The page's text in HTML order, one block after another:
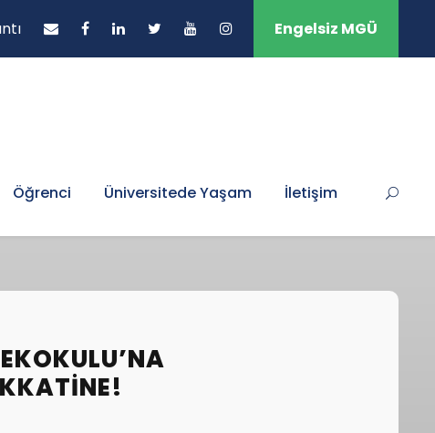
Engelsiz MGÜ
Öğrenci Üniversitede Yaşam İletişim